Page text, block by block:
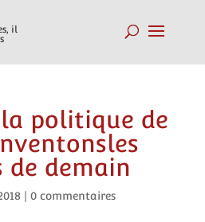
il
politique de
demain
0 commentaires